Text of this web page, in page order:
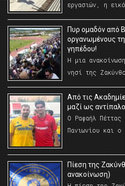
εργασιών, η
Πυρ ομαδόν από
οργανωμένους
γηπέδου!
Η μια
νησί της
Από τις
μαζί ως
Ο Ραφαήλ
Πανιωνίου και ο
Πίεση της
ανακοίνωση)